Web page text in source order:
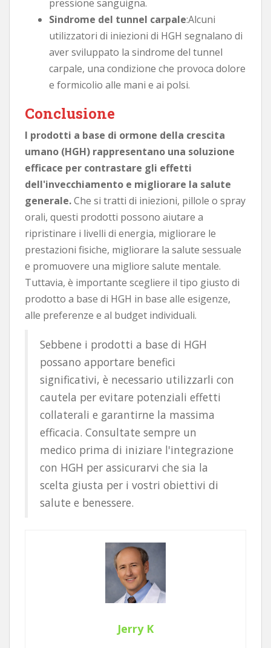
pressione sanguigna.
Sindrome del tunnel carpale:Alcuni
utilizzatori di iniezioni di HGH segnalano di
aver sviluppato la sindrome del tunnel
carpale, una condizione che provoca dolore
e formicolio alle mani e ai polsi.
Conclusione
I prodotti a base di ormone della crescita
umano (HGH) rappresentano una soluzione
efficace per contrastare gli effetti
dell'invecchiamento e migliorare la salute
generale.Che si tratti di iniezioni, pillole o spray
orali, questi prodotti possono aiutare a
ripristinare i livelli di energia, migliorare le
prestazioni fisiche, migliorare la salute sessuale
e promuovere una migliore salute mentale.
Tuttavia, è importante scegliere il tipo giusto di
prodotto a base di HGH in base alle esigenze,
alle preferenze e al budget individuali.
Sebbene i prodotti a base di HGH
possano apportare benefici
significativi, è necessario utilizzarli con
cautela per evitare potenziali effetti
collaterali e garantirne la massima
efficacia. Consultate sempre un
medico prima di iniziare l'integrazione
con HGH per assicurarvi che sia la
scelta giusta per i vostri obiettivi di
salute e benessere.
Jerry K